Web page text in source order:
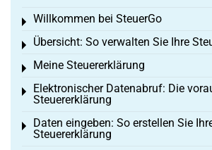
Willkommen bei SteuerGo
Toggle menu
Übersicht: So verwalten Sie Ihre
Toggle menu
Meine Steuererklärung
Toggle menu
Elektronischer Datenabruf: Die
Steuererklärung
Toggle menu
Daten eingeben: So erstellen Sie
Steuererklärung
Toggle menu